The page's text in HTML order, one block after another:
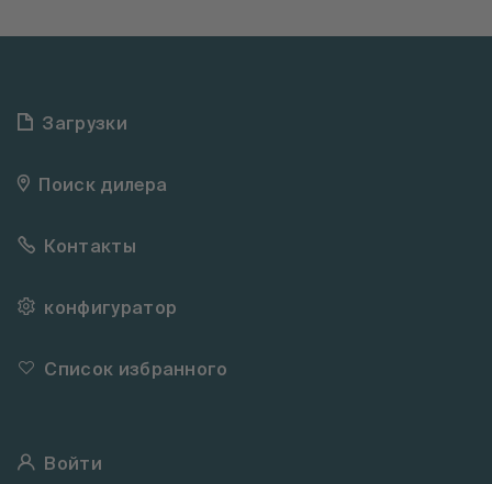
Загрузки
Поиск дилера
Контакты
конфигуратор
Список избранного
Войти